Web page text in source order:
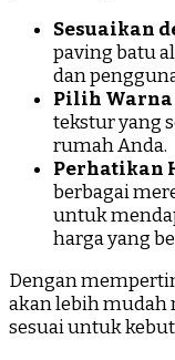
Sesuaikan
paving batu
dan
Pilih Warna
tekstur yang
rumah Anda.
Perhatikan
berbagai
untuk
harga yang
Dengan
akan lebih mudah
sesuai untuk